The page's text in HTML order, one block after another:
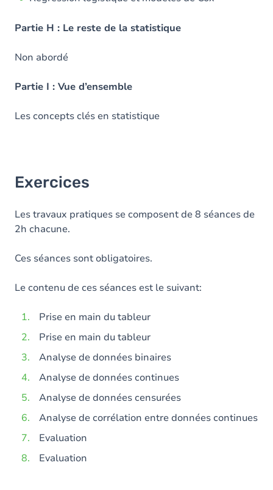
Partie H : Le reste de la statistique
Non abordé
Partie I : Vue d’ensemble
Les concepts clés en statistique
Exercices
Les travaux pratiques se composent de 8 séances de
2h chacune.
Ces séances sont obligatoires.
Le contenu de ces séances est le suivant:
Prise en main du tableur
Prise en main du tableur
Analyse de données binaires
Analyse de données continues
Analyse de données censurées
Analyse de corrélation entre données continues
Evaluation
Evaluation